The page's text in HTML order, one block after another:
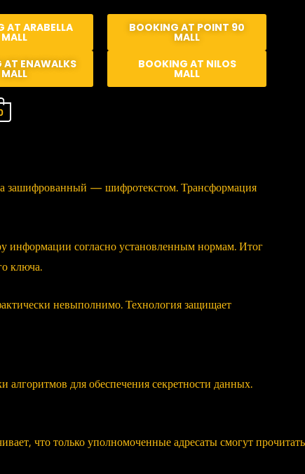
AT ARABELLA
MALL
AT ENAWALKS
MALL
BOOKING AT POINT 90
MALL
BOOKING AT NILOS
MALL
зашифрованный — шифротекстом. Трансформация
информации согласно установленным нормам. Итог
ключа.
невыполнимо. Технология защищает
алгоритмов для обеспечения секретности данных.
что только уполномоченные адресаты смогут прочитать